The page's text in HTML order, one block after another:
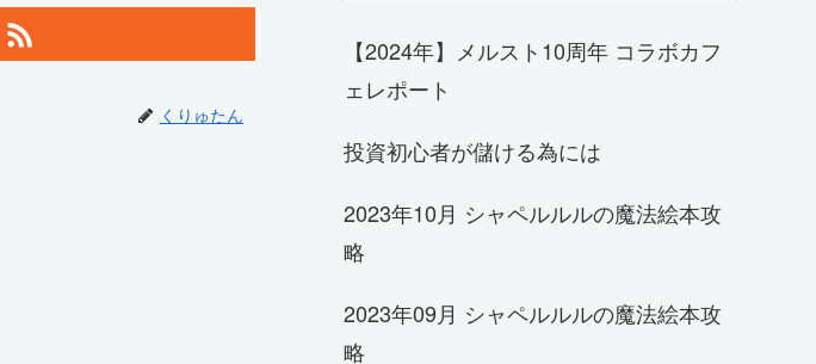
くりゅたん
【2024年】メルスト10周年 コラボカフ
ェレポート
投資初心者が儲ける為には
2023年10月 シャペルルルの魔法絵本攻
略
2023年09月 シャペルルルの魔法絵本攻
略